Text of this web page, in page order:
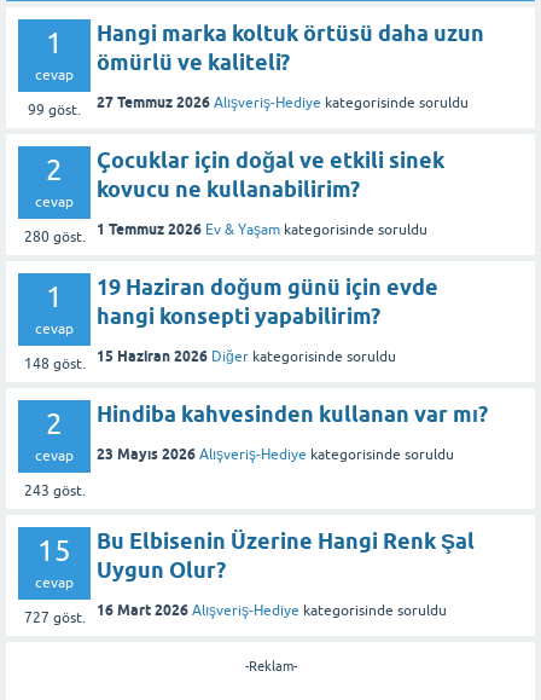
1
cevap
99 göst.
Hangi marka koltuk örtüsü daha uzun
ömürlü ve kaliteli?
27 Temmuz 2026 Alışveriş-Hediye kategorisinde soruldu
2
cevap
280göst.
Çocuklar için doğal ve etkili sinek
kovucu ne kullanabilirim?
1 Temmuz 2026 Ev & Yaşam kategorisinde soruldu
1
cevap
148 göst.
19 Haziran doğum günü için evde
hangi konsepti yapabilirim?
15 Haziran 2026 Diğer kategorisinde soruldu
2
cevap
243 göst.
Hindiba kahvesinden kullanan var mı?
23 Mayıs 2026 Alışveriş-Hediye kategorisinde soruldu
15
cevap
727 göst.
Bu Elbisenin Üzerine Hangi Renk Şal
Uygun Olur?
16 Mart 2026 Alışveriş-Hediye kategorisinde soruldu
-Reklam-